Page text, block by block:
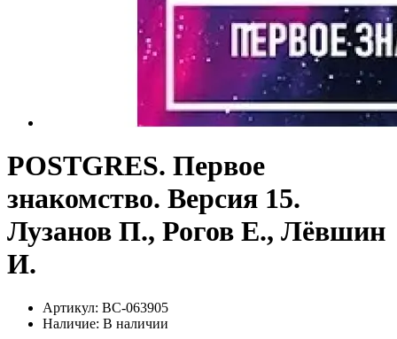
POSTGRES. Первое
знакомство. Версия 15.
Лузанов П., Рогов Е., Лёвшин
И.
Артикул: BC-063905
Наличие: В наличии